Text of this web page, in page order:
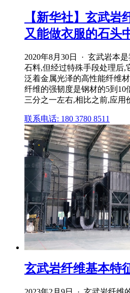
【新华社】玄武岩
又能做衣服的石头
2020年8月30日 · 玄武岩本
石料,但经过特殊手段处理后,
泛着金属光泽的高性能纤维
纤维的强韧度是钢材的5到10
三分之一左右,相比之前,应用
联系电话: 180 3780 8511
玄武岩纤维基本特